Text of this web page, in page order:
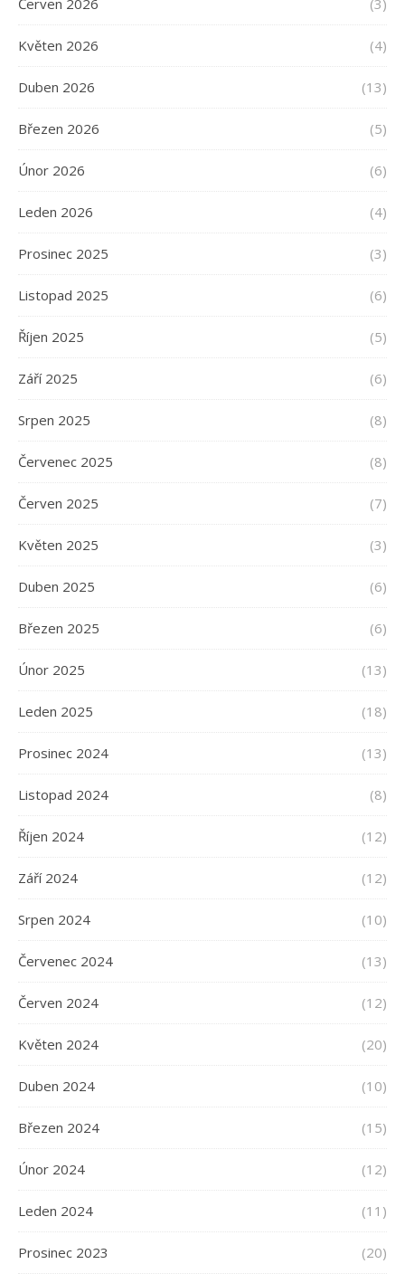
Květen 2026 (4)
Duben 2026 (13)
Březen 2026 (5)
Únor 2026 (6)
Leden 2026 (4)
Prosinec 2025 (3)
Listopad 2025 (6)
Říjen 2025 (5)
Září 2025 (6)
Srpen 2025 (8)
Červenec 2025 (8)
Červen 2025 (7)
Květen 2025 (3)
Duben 2025 (6)
Březen 2025 (6)
Únor 2025 (13)
Leden 2025 (18)
Prosinec 2024 (13)
Listopad 2024 (8)
Říjen 2024 (12)
Září 2024 (12)
Srpen 2024 (10)
Červenec 2024 (13)
Červen 2024 (12)
Květen 2024 (20)
Duben 2024 (10)
Březen 2024 (15)
Únor 2024 (12)
Leden 2024 (11)
Prosinec 2023 (20)